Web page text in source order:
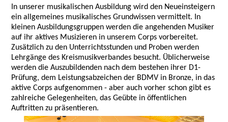
In unserer musikalischen Ausbildung wird den Neueinsteigern
ein allgemeines musikalisches Grundwissen vermittelt. In
kleinen Ausbildungsgruppen werden die angehenden Musiker
auf ihr aktives Musizieren in unserem Corps vorbereitet.
Zusätzlich zu den Unterrichtsstunden und Proben werden
Lehrgänge des Kreismusikverbandes besucht. Üblicherweise
werden die Auszubildenden nach dem bestehen ihrer D1-
Prüfung, dem Leistungsabzeichen der BDMV in Bronze, in das
aktive Corps aufgenommen - aber auch vorher schon gibt es
zahlreiche Gelegenheiten, das Geübte in öffentlichen
Auftritten zu präsentieren.